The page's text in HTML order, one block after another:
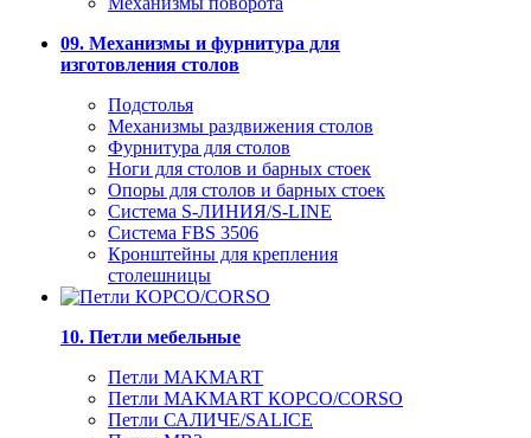
09. Механизмы и фурнитура для
изготовления столов
Подстолья
Механизмы раздвижения столов
Фурнитура для столов
Ноги для столов и барных стоек
Опоры для столов и барных стоек
Система S-ЛИНИЯ/S-LINE
Система FBS 3506
Кронштейны для крепления
столешницы
10. Петли мебельные
Петли MAKMART
Петли MAKMART КОРСО/CORSO
Петли САЛИЧЕ/SALICE